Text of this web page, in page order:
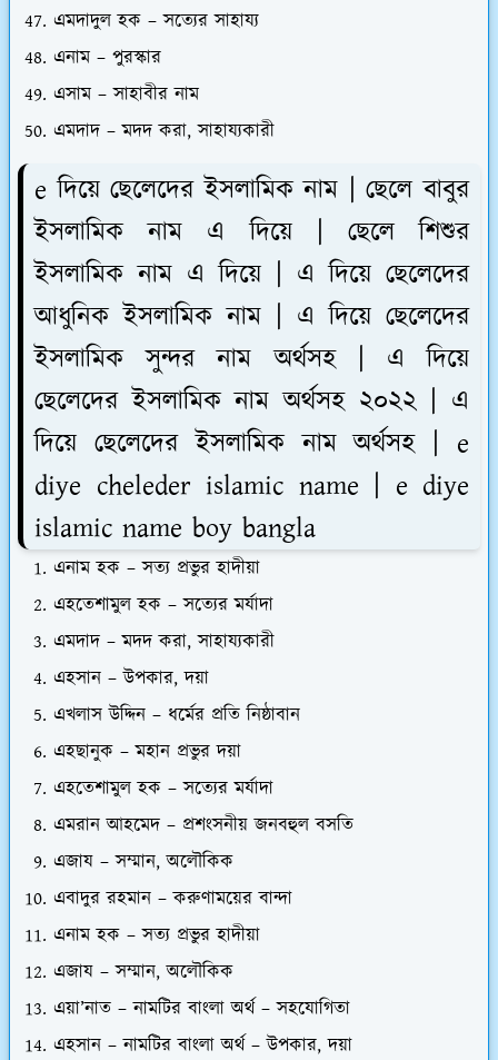
এমদাদুল হক – সত্যের সাহায্য
এনাম – পুরস্কার
এসাম – সাহাবীর নাম
এমদাদ – মদদ করা, সাহায্যকারী
e দিয়ে ছেলেদের ইসলামিক নাম | ছেলে বাবুর
ইসলামিক নাম এ দিয়ে | ছেলে শিশুর
ইসলামিক নাম এ দিয়ে | এ দিয়ে ছেলেদের
আধুনিক ইসলামিক নাম | এ দিয়ে ছেলেদের
ইসলামিক সুন্দর নাম অর্থসহ | এ দিয়ে
ছেলেদের ইসলামিক নাম অর্থসহ ২০২২ | এ
দিয়ে ছেলেদের ইসলামিক নাম অর্থসহ | e
diye cheleder islamic name | e diye
islamic name boy bangla
এনাম হক – সত্য প্রভুর হাদীয়া
এহতেশামুল হক – সত্যের মর্যাদা
এমদাদ – মদদ করা, সাহায্যকারী
এহসান – উপকার, দয়া
এখলাস উদ্দিন – ধর্মের প্রতি নিষ্ঠাবান
এহছানুক – মহান প্রভুর দয়া
এহতেশামুল হক – সত্যের মর্যাদা
এমরান আহমেদ – প্রশংসনীয় জনবহুল বসতি
এজায – সম্মান, অলৌকিক
এবাদুর রহমান – করুণাময়ের বান্দা
এনাম হক – সত্য প্রভুর হাদীয়া
এজায – সম্মান, অলৌকিক
এয়া’নাত – নামটির বাংলা অর্থ – সহযোগিতা
এহসান – নামটির বাংলা অর্থ – উপকার, দয়া